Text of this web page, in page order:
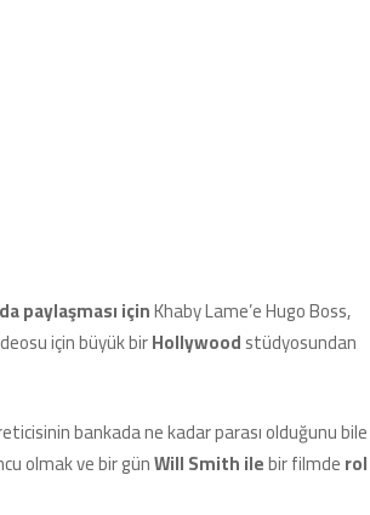
paylaşması içinKhaby Lame’e Hugo Boss,
için büyük birHollywoodstüdyosundan
bankada ne kadar parası olduğunu bile
olmak ve bir günWill Smith ilebir filmderol